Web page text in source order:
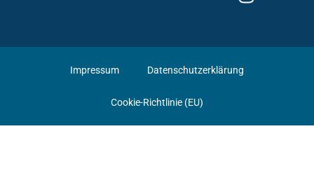
Impressum Datenschutzerklärung
Cookie-Richtlinie (EU)